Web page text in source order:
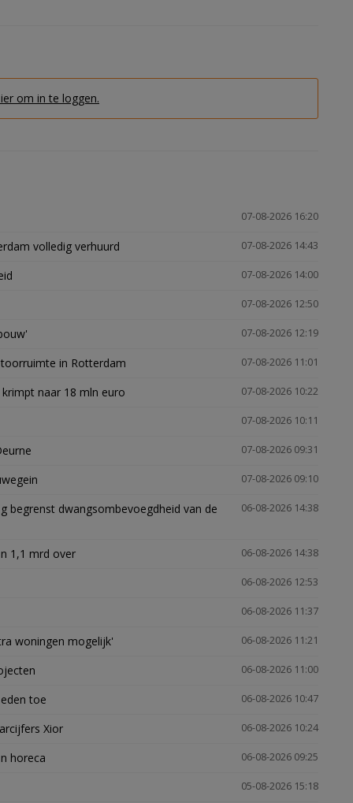
om in te loggen.
07-08-2026 16:20
07-08-2026 14:43
volledig verhuurd
07-08-2026 14:00
07-08-2026 12:50
07-08-2026 12:19
07-08-2026 11:01
in Rotterdam
07-08-2026 10:22
naar 18 mln euro
07-08-2026 10:11
07-08-2026 09:31
07-08-2026 09:10
06-08-2026 14:38
begrenst dwangsombevoegdheid van de
06-08-2026 14:38
1,1 mrd over
06-08-2026 12:53
06-08-2026 11:37
06-08-2026 11:21
woningen mogelijk'
06-08-2026 11:00
06-08-2026 10:47
toe
06-08-2026 10:24
Xior
06-08-2026 09:25
horeca
05-08-2026 15:18